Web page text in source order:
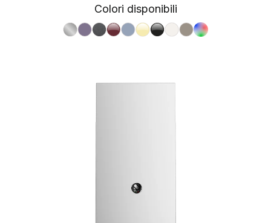
Colori disponibili
S.Steel SS
Ametista AA
Antracite AN
Bordeaux BR
Celeste CE
Crema CR
Nero BA
Nuvola NA
Sabbia SA
RAL